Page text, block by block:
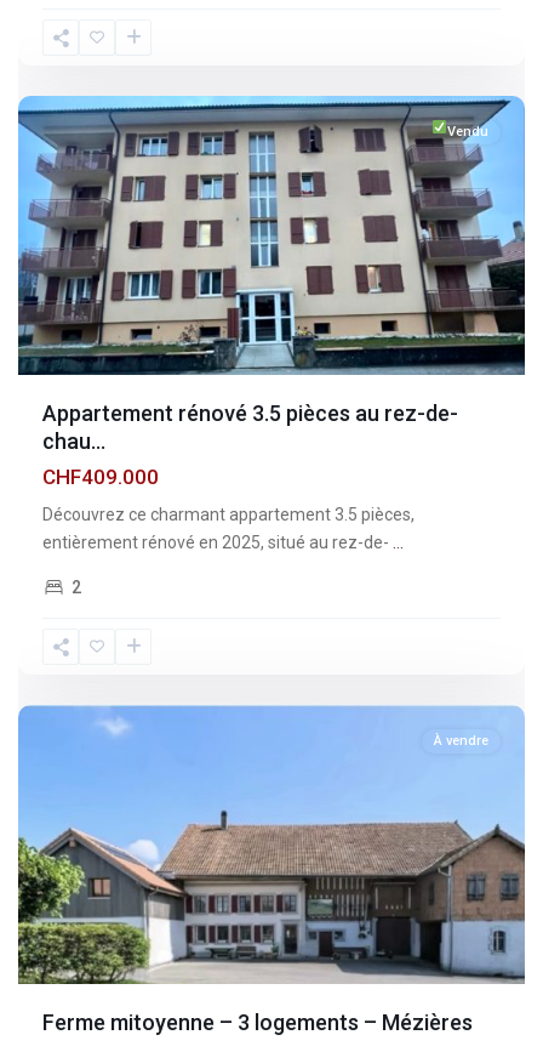
Fribourg
Vendu
Appartement rénové 3.5 pièces au rez-de-
chau...
CHF409.000
Découvrez ce charmant appartement 3.5 pièces,
entièrement rénové en 2025, situé au rez-de-
2
Fribourg
À vendre
Ferme mitoyenne – 3 logements – Mézières